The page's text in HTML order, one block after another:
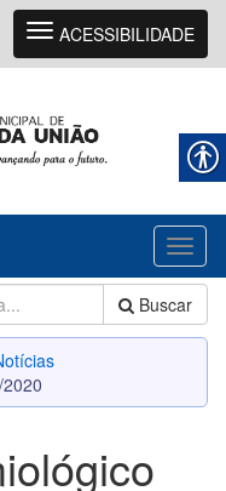
Navegação
ACESSIBILIDADE
Buscar